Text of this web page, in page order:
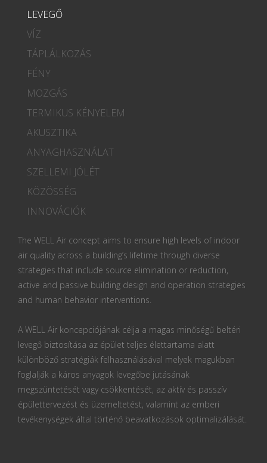
LEVEGŐ
VÍZ
TÁPLÁLKOZÁS
FÉNY
MOZGÁS
TERMIKUS KÉNYELEM
AKUSZTIKA
ANYAGHASZNÁLAT
SZELLEMI JÓLÉT
KÖZÖSSÉG
INNOVÁCIÓK
The WELL Air concept aims to ensure high levels of indoor
air quality across a building’s lifetime through diverse
strategies that include source elimination or reduction,
active and passive building design and operation strategies
and human behavior interventions.
A WELL Air koncepciójának célja a magas minőségű beltéri
levegő biztosítása az épület teljes élettartama alatt
különböző stratégiák felhasználásával melyek magukban
foglalják a káros anyagok levegőbe jutásának
megszüntetését vagy csökkentését, az aktív és passzív
épülettervezést és üzemeltetést, valamint az emberi
tevékenységek által történő beavatkozások optimalizálását.